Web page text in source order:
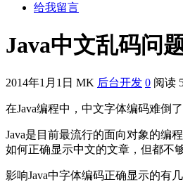
给我留言
Java中文乱码问
2014年1月1日 MK 后台开发 0 阅读
在Java编程中，中文字体编码难倒
Java是目前最流行的面向对象的编
如何正确显示中文的文章，但都不
影响Java中字体编码正确显示的有